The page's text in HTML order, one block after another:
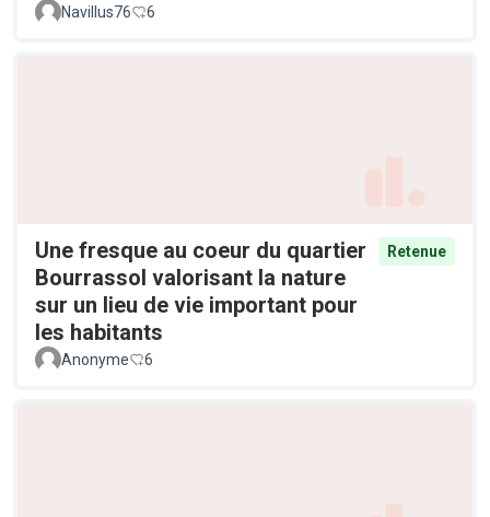
Navillus76 6
Une fresque au coeur du quartier
Bourrassol valorisant la nature
sur un lieu de vie important pour
les habitants
Retenue
Anonyme 6